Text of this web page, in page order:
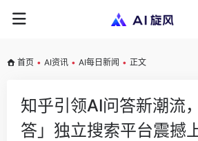
首页 • AI资讯 • AI每日新闻 • 正文
知乎引领AI问答新潮流
答」独立搜索平台震撼